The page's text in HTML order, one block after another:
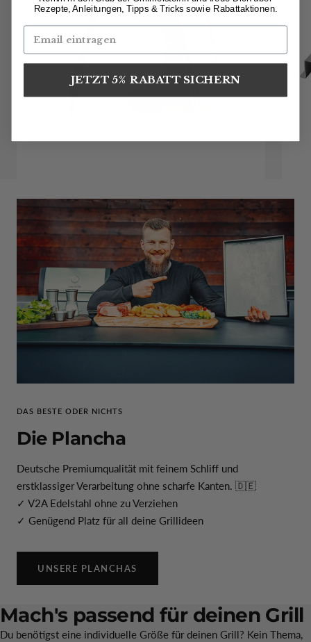
DAS BESTE ODER NICHTS
Die Plancha
Deutsche Premiumqualität mit feinem Schliff und
erstklassiger Verarbeitung ohne scharfe Kanten. 🇩🇪
✓ V2A Edelstahl ohne zu Verziehen
✓ Genügend Platz für all deine Grillideen
UNSERE PLANCHAS
Mach's passend für deinen Grill
Du benötigst eine individuelle Größe für deinen Grill? Kein Thema,
Rezepte, Anleitungen, Tipps & Tricks sowie Rabattaktionen.
JETZT 5% RABATT SICHERN